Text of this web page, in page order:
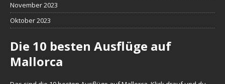
November 2023
Oktober 2023
Die 10 besten Ausflüge auf
Mallorca